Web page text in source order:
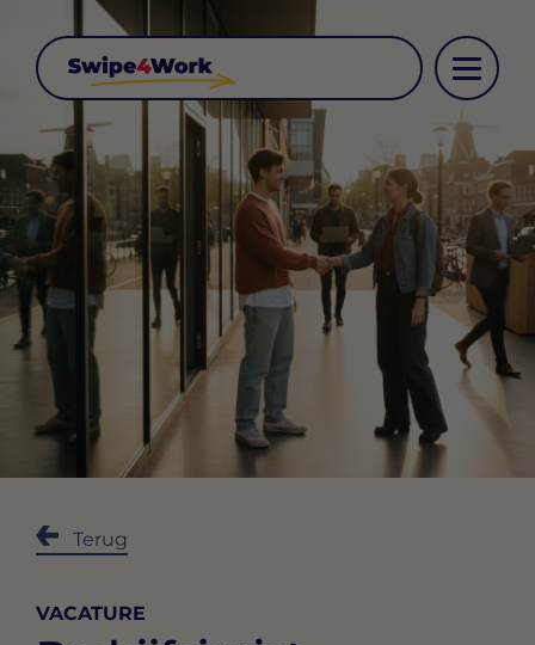
Terug
VACATURE